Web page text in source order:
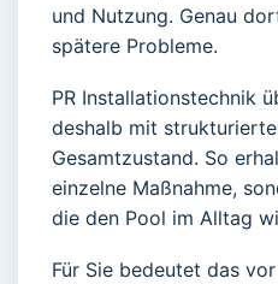
und Nutzung. Genau
spätere Probleme.
PR Installationstechnik
deshalb mit
Gesamtzustand. So
einzelne Maßnahme,
die den Pool im Alltag
Für Sie bedeutet das